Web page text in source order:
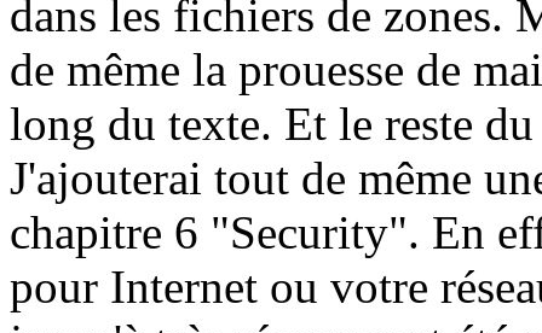
dans les fichiers de zones.
de même la prouesse de
long du texte. Et le reste
J'ajouterai tout de même
chapitre 6 "Security". En
pour Internet ou votre